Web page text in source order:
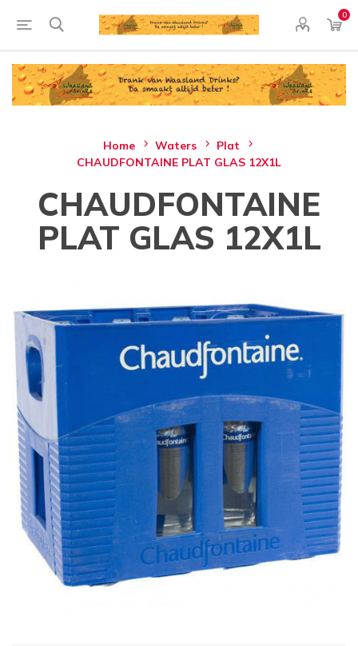
0
Home Waters
Plat
CHAUDFONTAINE PLAT GLAS 12X1L
CHAUDFONTAINE
PLAT GLAS 12X1L